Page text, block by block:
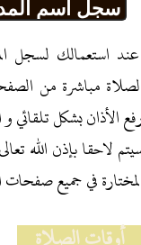
عند استعمالك لسجل
مباشرة من
الأذان بشكل تلقائي و
لاحقا بإذن الله
في جميع صفحات